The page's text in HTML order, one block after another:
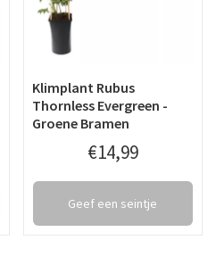
Klimplant Rubus
Thornless Evergreen -
Groene Bramen
€14,99
Geef een seintje